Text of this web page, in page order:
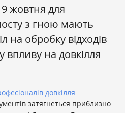
9 жовтня для
з гною мають
на обробку відходів
впливу на довкілля
довкілля
затягнеться приблизно